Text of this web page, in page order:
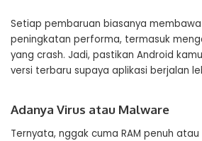
Setiap pembaruan biasanya
peningkatan performa, termasuk
yang crash. Jadi, pastikan Android
versi terbaru supaya aplikasi berjalan
Adanya Virus atau Malware
Ternyata, nggak cuma RAM penuh